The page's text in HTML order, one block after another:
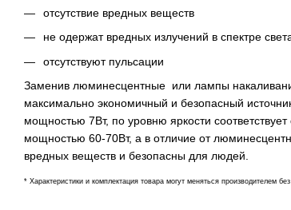
отсутствие вредных веществ
не одержат вредных излучений в спектре
отсутствуют пульсации
Заменив люминесцентные или лампы
максимально экономичный и безопасный
мощностью 7Вт, по уровню яркости
мощностью 60-70Вт, а в отличие от
вредных веществ и безопасны для людей.
* Характеристики и комплектация товара могут меняться производителем